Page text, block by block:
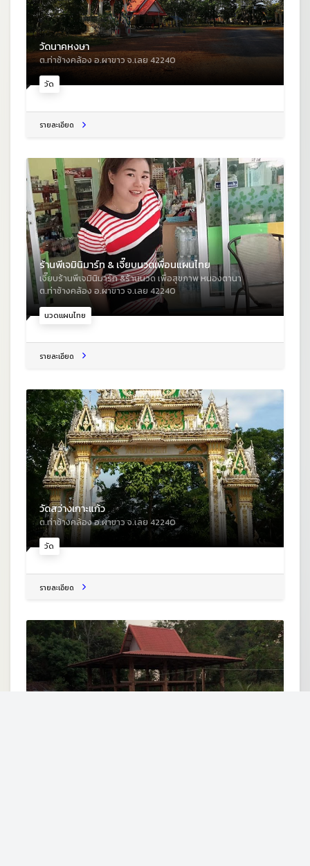
วัด
วัดนาคหงษา
ต.ท่าช้างคล้อง อ.ผาขาว จ.เลย 42240
รายละเอียด
นวดแผนไทย
ร้านพีเจมินิมาร์ท & เจี๊ยบนวดเพื่อนแผนไทย
เจี๊ยบร้านพีเจมินิมาร์ท &ร้านนวด เพื่อสุขภาพ หนองตานา
ต.ท่าช้างคล้อง อ.ผาขาว จ.เลย 42240
รายละเอียด
วัด
วัดสว่างเกาะแก้ว
ต.ท่าช้างคล้อง อ.ผาขาว จ.เลย 42240
รายละเอียด